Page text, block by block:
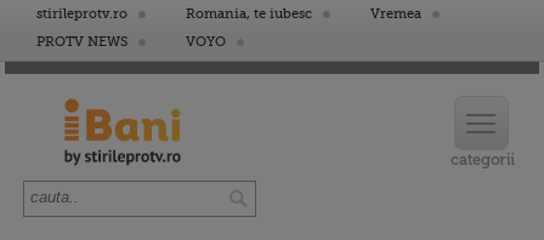
stirileprotv.ro Romania, te iubesc
Vremea
PROTV NEWS
VOYO